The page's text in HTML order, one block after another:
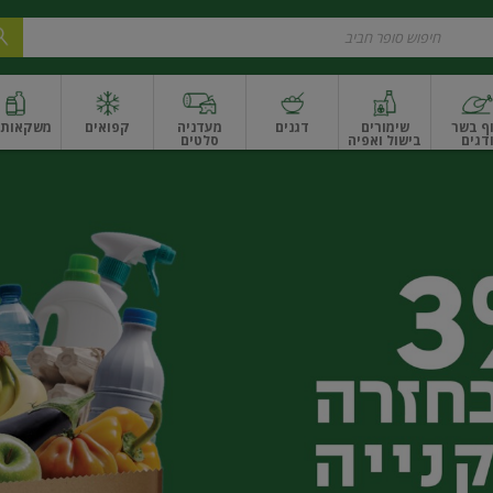
בשר
ודגים
שימורים
בישול ואפיה
דגנים מעדניה
סלטים
ונקניקים
קפואים משקאות
ואגוזיםפירות יבשים ארוזפירות יבשים בתפזורתפיצוחים, אגוזים